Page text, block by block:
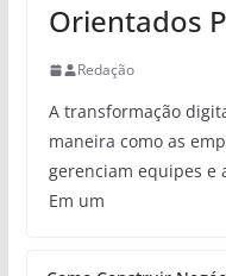
Orientados
Redação
A transformação
maneira como as
gerenciam equipes e
Em um